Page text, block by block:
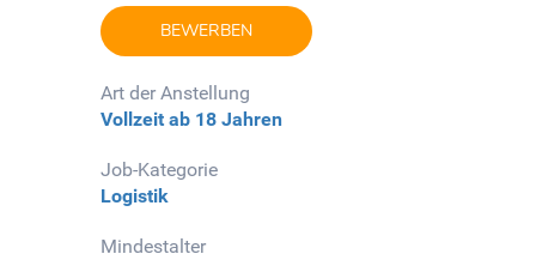
BEWERBEN
Art der Anstellung
Vollzeit ab 18 Jahren
Job-Kategorie
Logistik
Mindestalter